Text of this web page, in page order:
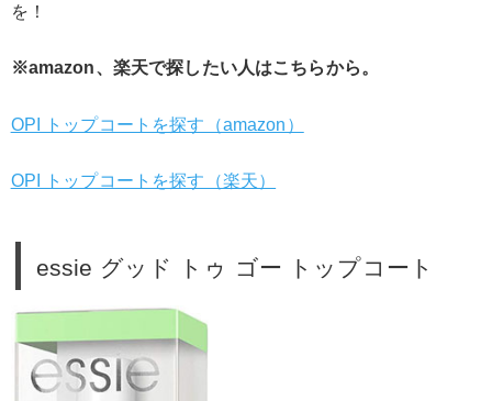
を！
※amazon、楽天で探したい人はこちらから。
OPI トップコートを探す（amazon）
OPI トップコートを探す（楽天）
essie グッド トゥ ゴー トップコート